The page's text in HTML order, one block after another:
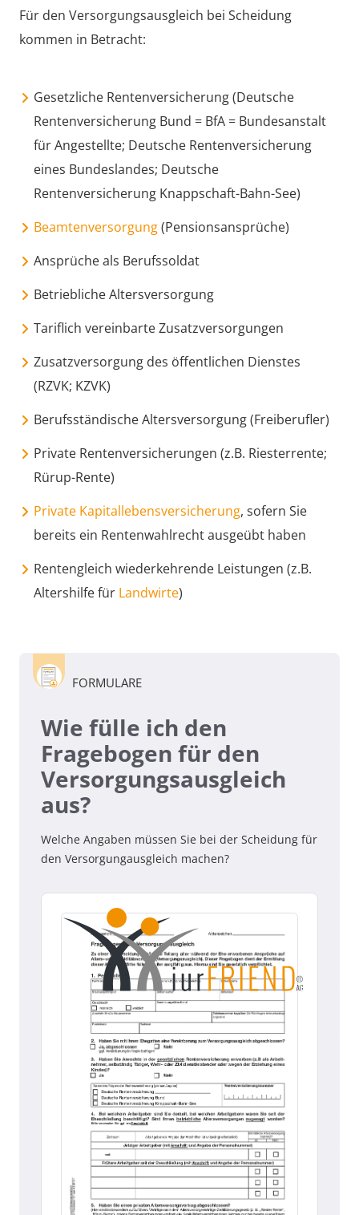
Für den Versorgungsausgleich bei Scheidung
kommen in Betracht:
Gesetzliche Rentenversicherung (Deutsche
Rentenversicherung Bund = BfA = Bundesanstalt
für Angestellte; Deutsche Rentenversicherung
eines Bundeslandes; Deutsche
Rentenversicherung Knappschaft-Bahn-See)
Beamtenversorgung(Pensionsansprüche)
Ansprüche als Berufssoldat
Betriebliche Altersversorgung
Tariflich vereinbarte Zusatzversorgungen
Zusatzversorgung des öffentlichen Dienstes
(RZVK; KZVK)
Berufsständische Altersversorgung (Freiberufler)
Private Rentenversicherungen (z.B. Riesterrente;
Rürup-Rente)
Private Kapitallebensversicherung, sofern Sie
bereits ein Rentenwahlrecht ausgeübt haben
Rentengleich wiederkehrende Leistungen (z.B.
Altershilfe für Landwirte)
FORMULARE
Wie fülle ich den
Fragebogen für den
Versorgungsausgleich
aus?
Welche Angaben müssen Sie bei der Scheidung für
den Versorgungausgleich machen?